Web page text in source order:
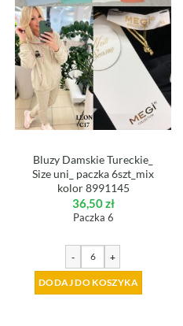
Bluzy Damskie Tureckie_
Size uni_ paczka 6szt_mix
kolor 8991145
36,50zł
Paczka 6
- +
DODAJ DO KOSZYKA